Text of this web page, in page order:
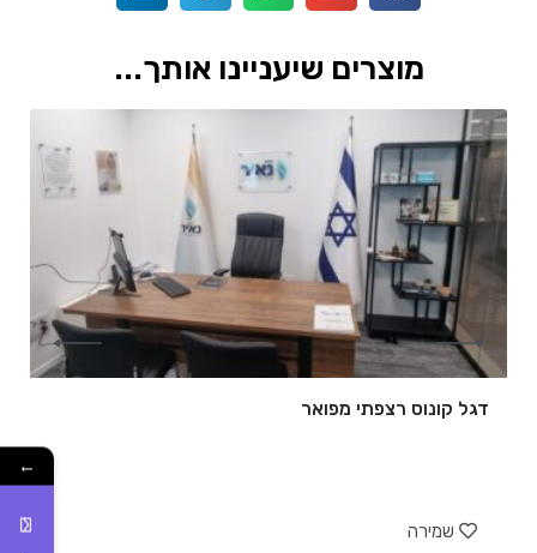
מוצרים שיעניינו אותך...
דגל קונוס רצפתי מפואר
שמירה
←